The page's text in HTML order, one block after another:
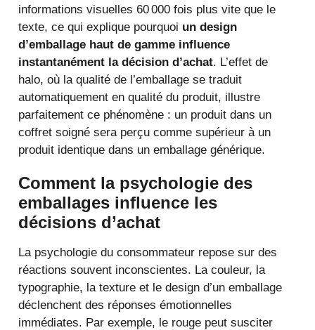
informations visuelles 60 000 fois plus vite que le
texte, ce qui explique pourquoi un design
d’emballage haut de gamme influence
instantanément la décision d’achat. L’effet de
halo, où la qualité de l’emballage se traduit
automatiquement en qualité du produit, illustre
parfaitement ce phénomène : un produit dans un
coffret soigné sera perçu comme supérieur à un
produit identique dans un emballage générique.
Comment la psychologie des
emballages influence les
décisions d’achat
La psychologie du consommateur repose sur des
réactions souvent inconscientes. La couleur, la
typographie, la texture et le design d’un emballage
déclenchent des réponses émotionnelles
immédiates. Par exemple, le rouge peut susciter